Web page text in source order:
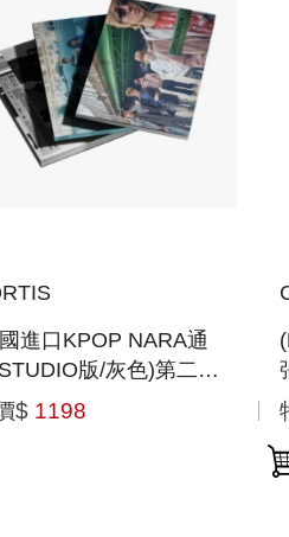
進口KPOP NARA通
版/灰色)第二張
專輯
」
$ 1198